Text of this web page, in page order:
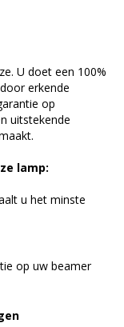
U doet een 100%
erkende
op
uitstekende
lamp:
u het minste
op uw beamer